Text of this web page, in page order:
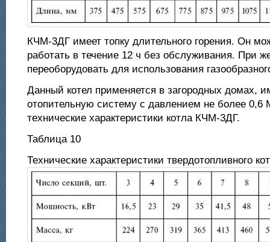
КЧМ-3ДГ имеет топку длительного горения. Он
работать в течение 12 ч без обслуживания. При
переоборудовать для использования
Данный котел применяется в загородных домах,
отопительную систему с давлением не более
технические характеристики котла КЧМ-3ДГ.
Таблица 10
Технические характеристики твердотопливного